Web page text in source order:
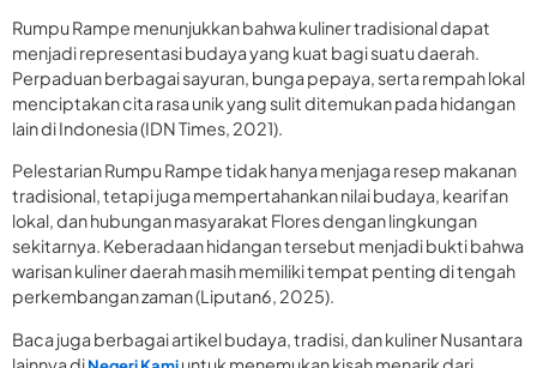
Rumpu Rampe menunjukkan bahwa kuliner tradisional dapat
menjadi representasi budaya yang kuat bagi suatu daerah.
Perpaduan berbagai sayuran, bunga pepaya, serta rempah lokal
menciptakan cita rasa unik yang sulit ditemukan pada hidangan
lain di Indonesia (IDN Times, 2021).
Pelestarian Rumpu Rampe tidak hanya menjaga resep makanan
tradisional, tetapi juga mempertahankan nilai budaya, kearifan
lokal, dan hubungan masyarakat Flores dengan lingkungan
sekitarnya. Keberadaan hidangan tersebut menjadi bukti bahwa
warisan kuliner daerah masih memiliki tempat penting di tengah
perkembangan zaman (Liputan6, 2025).
Baca juga berbagai artikel budaya, tradisi, dan kuliner Nusantara